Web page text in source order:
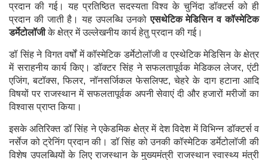
प्रदान की गई। यह प्रतिष्ठित सदस्यता विश्व के चुनिंदा डॉक्टर्स को ही
प्रदान की जाती है। यह उपलब्धि उनकोएसथेटिक मेडिसिन व कॉस्मेटिक
डर्मेटोलॉजीके क्षेत्र में उल्लेखनीय कार्य हेतु प्रदान की गई।
डॉ सिंह ने विगत वर्षों में कॉस्मेटिक डर्मेटोलॉजी व एस्थेटिक मेडिसिन के क्षेत्र
में सराहनीय कार्य किए। डॉक्टर सिंह ने सफलतापूर्वक मेडिकल लेजर, एंटी
एजिंग, बटॉक्स, फिलर, नॉनसर्जिकल फेसलिफ्ट, चेहरे के दाग हटाना आदि
विषयों पर राजस्थान में सफलतापूर्वक अपनी सेवाएं दी और हजारों मरीजों का
विश्वास प्राप्त किया।
इसके अतिरिक्त डॉ सिंह ने एकेडमिक क्षेत्र में देश विदेश में विभिन्न डॉक्टर्स व
नर्सेज को ट्रेनिंग प्रदान की। डॉ सिंह को उनकी कॉस्मेटिक डर्मेटोलॉजी की
विशेष उपलब्धियों के लिए राजस्थान के मुख्यमंत्री राजस्थान स्वास्थ्य मंत्री